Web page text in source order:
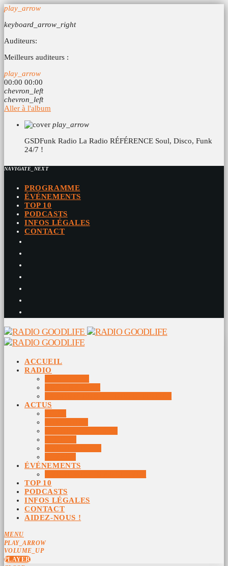
play_arrow
keyboard_arrow_right
Auditeurs:
Meilleurs auditeurs :
play_arrow
00:00 00:00
chevron_left
chevron_left
Aller à l'album
play_arrow
GSDFunk Radio La Radio RÉFÉRENCE Soul, Disco, Funk
24/7 !
NAVIGATE_NEXT
PROGRAMME
ÉVÉNEMENTS
TOP 10
PODCASTS
INFOS LÉGALES
CONTACT
ACCUEIL
RADIO
ACTUS
ÉVÉNEMENTS
TOP 10
PODCASTS
INFOS LÉGALES
CONTACT
AIDEZ-NOUS !
MENU
PLAY_ARROW
VOLUME_UP
PLAYER